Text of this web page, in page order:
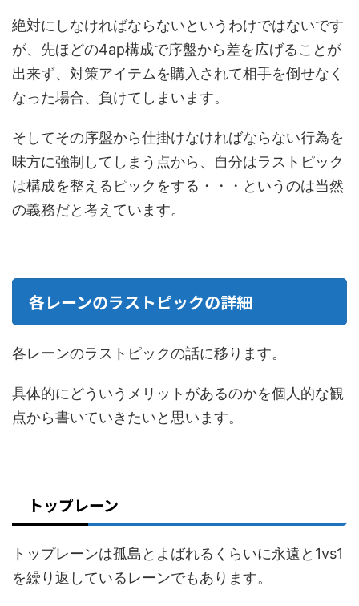
絶対にしなければならないというわけではないです
が、先ほどの4ap構成で序盤から差を広げることが
出来ず、対策アイテムを購入されて相手を倒せなく
なった場合、負けてしまいます。
そしてその序盤から仕掛けなければならない行為を
味方に強制してしまう点から、自分はラストピック
は構成を整えるピックをする・・・というのは当然
の義務だと考えています。
各レーンのラストピックの詳細
各レーンのラストピックの話に移ります。
具体的にどういうメリットがあるのかを個人的な観
点から書いていきたいと思います。
トップレーン
トップレーンは孤島とよばれるくらいに永遠と1vs1
を繰り返しているレーンでもあります。